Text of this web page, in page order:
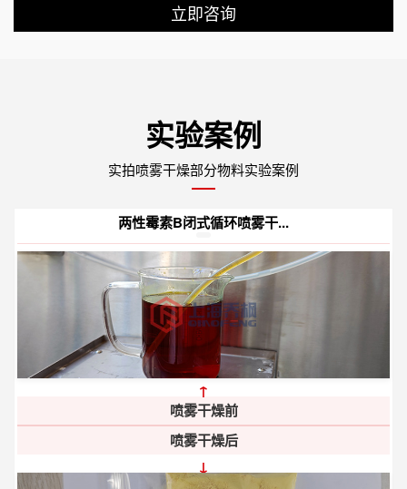
立即咨询
实验案例
实拍喷雾干燥部分物料实验案例
两性霉素B闭式循环喷雾干...
↑
喷雾干燥前
喷雾干燥后
↓